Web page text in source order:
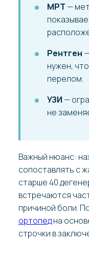
МРТ —
Рентген
нужен,
перелом.
УЗИ —
не
Важный нюанс:
сопоставлять с
старше 40
встречаются
причиной боли.
ортопедна
строчки в